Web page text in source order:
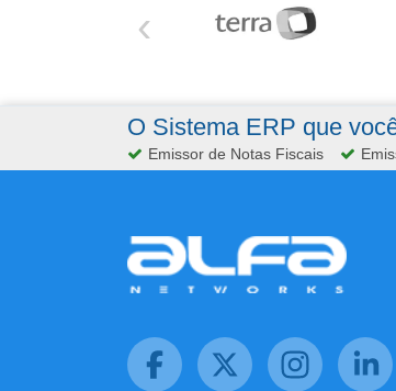
‹
O Sistema ERP que
Emissor de Notas Fiscais